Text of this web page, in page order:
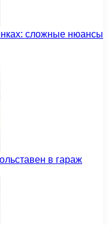
сложные нюансы
в гараж